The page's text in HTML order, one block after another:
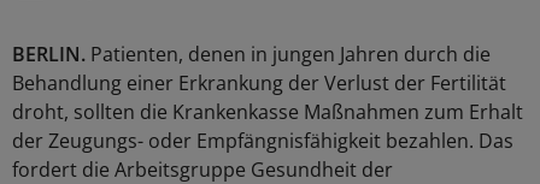
BERLIN. Patienten, denen in jungen Jahren durch die
Behandlung einer Erkrankung der Verlust der Fertilität
droht, sollten die Krankenkasse Maßnahmen zum Erhalt
der Zeugungs- oder Empfängnisfähigkeit bezahlen. Das
fordert die Arbeitsgruppe Gesundheit der